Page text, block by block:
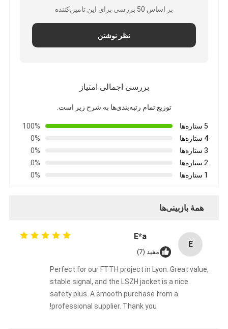
بر اساس 50 بررسی برای این تامین‌کننده
نظر نوشتن
بررسی اجمالی امتیاز
توزیع تمام رتبه‌بندی‌ها به شرح زیر است.
5 ستاره‌ها
100%
4 ستاره‌ها
0%
3 ستاره‌ها
0%
2 ستاره‌ها
0%
1 ستاره‌ها
0%
همهٔ بازبینی‌ها
E
E*a
مفید (7)
Perfect for our FTTH project in Lyon. Great value,
stable signal, and the LSZH jacket is a nice
safety plus. A smooth purchase from a
professional supplier. Thank you!